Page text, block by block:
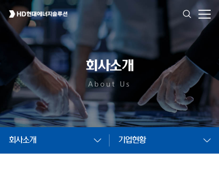
회사소개
About Us
회사소개 기업현황